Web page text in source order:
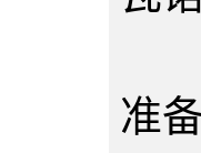
为
准